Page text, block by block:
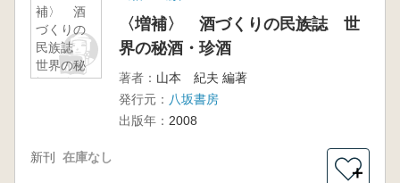
補〉 酒
づくりの
民族誌
世界の秘
酒・珍
〈増補〉 酒づくりの民族誌 世
界の秘酒・珍酒
著者： 山本 紀夫 編著
発行元： 八坂書房
出版年： 2008
新刊 在庫なし
＋